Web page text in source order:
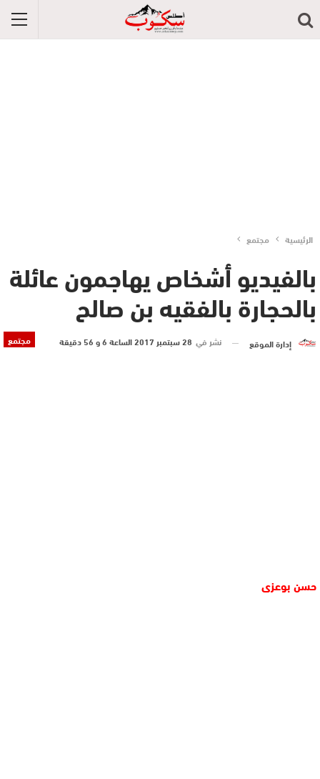
الرئيسية مجتمع
بالفيديو أشخاص يهاجمون عائلة
بالحجارة بالفقيه بن صالح
مجتمع إدارة الموقع نشر في 28 سبتمبر 2017 الساعة 6 و 56 دقيقة
حسن بوعزى